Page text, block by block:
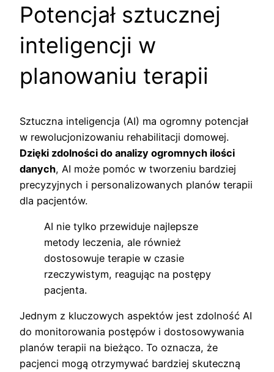
Potencjał sztucznej
inteligencji w
planowaniu terapii
Sztuczna inteligencja (AI) ma ogromny potencjał
w rewolucjonizowaniu rehabilitacji domowej.
Dzięki zdolności do analizy ogromnych ilości
danych, AI może pomóc w tworzeniu bardziej
precyzyjnych i personalizowanych planów terapii
dla pacjentów.
AI nie tylko przewiduje najlepsze
metody leczenia, ale również
dostosowuje terapie w czasie
rzeczywistym, reagując na postępy
pacjenta.
Jednym z kluczowych aspektów jest zdolność AI
do monitorowania postępów i dostosowywania
planów terapii na bieżąco. To oznacza, że
pacjenci mogą otrzymywać bardziej skuteczną